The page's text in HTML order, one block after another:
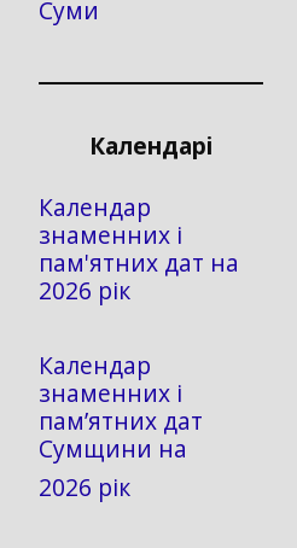
Суми
Календарі
Календар
знаменних і
пам'ятних дат на
2026 рік
Календар
знаменних і
пам’ятних дат
Сумщини на
2026 рік